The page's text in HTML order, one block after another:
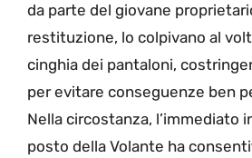
da parte del giovane
restituzione, lo colpivano al
cinghia dei pantaloni,
per evitare conseguenze ben
Nella circostanza, l’immediato
posto della Volante ha